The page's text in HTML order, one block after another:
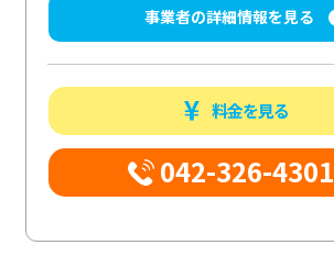
事業者の詳細情報を見る
料金を見る
042-326-4301